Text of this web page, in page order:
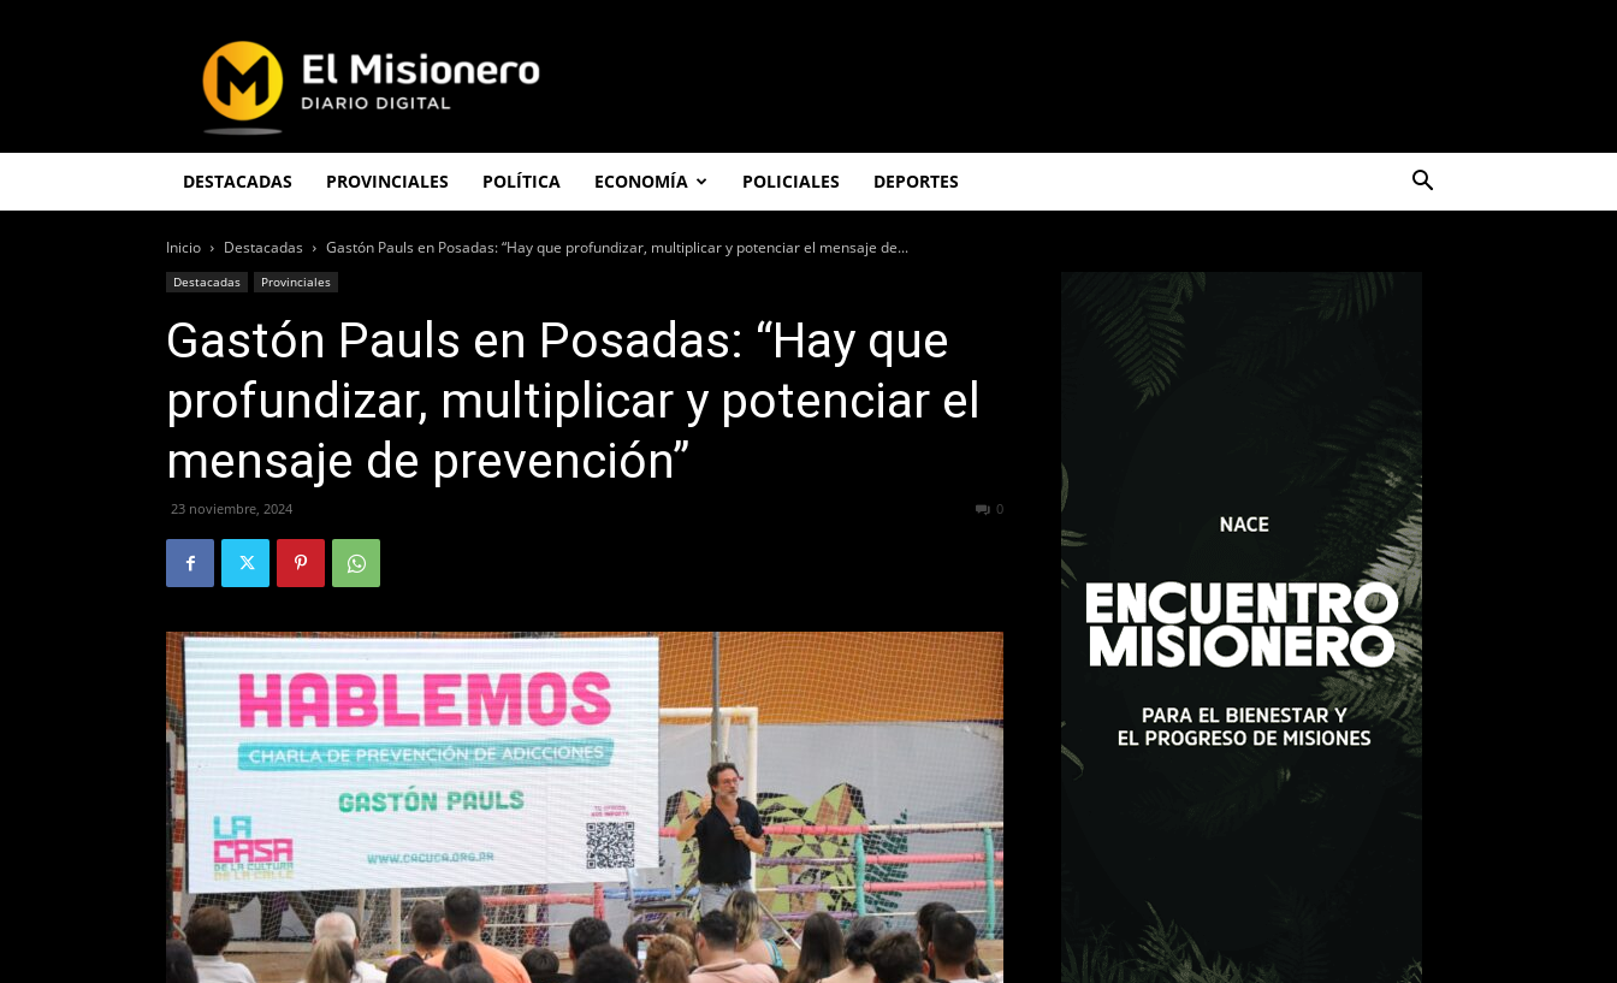
Misionero
DESTACADAS PROVINCIALES POLÍTICA ECONOMÍA POLICIALES DEPORTES
Inicio Destacadas Gastón Pauls en Posadas: “Hay que profundizar, multiplicar y potenciar el mensaje de...
Destacadas Provinciales
Gastón Pauls en Posadas: “Hay que
profundizar, multiplicar y potenciar el
mensaje de prevención”
23 noviembre, 2024 0